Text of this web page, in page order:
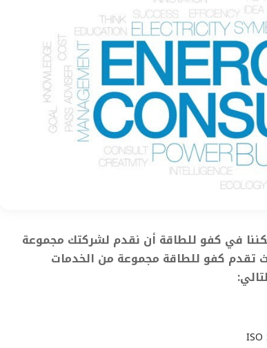
في كفو للطاقة أن نقدم لشركتك مجموعة
تقدم كفو للطاقة مجموعة من الخدمات